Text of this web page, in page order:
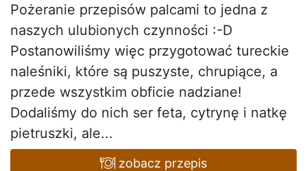
Pożeranie przepisów palcami to jedna z
naszych ulubionych czynności :-D
Postanowiliśmy więc przygotować tureckie
naleśniki, które są puszyste, chrupiące, a
przede wszystkim obficie nadziane!
Dodaliśmy do nich ser feta, cytrynę i natkę
pietruszki, ale...
zobacz przepis